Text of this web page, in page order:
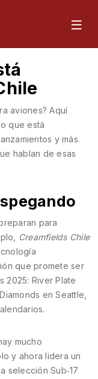
aviones? Aquí
que está
y más.
hablan de esas
para
Creamfields Chile
que promete ser
2025: River Plate
en Seattle,
mucho
y ahora lidera un
selección Sub‑17